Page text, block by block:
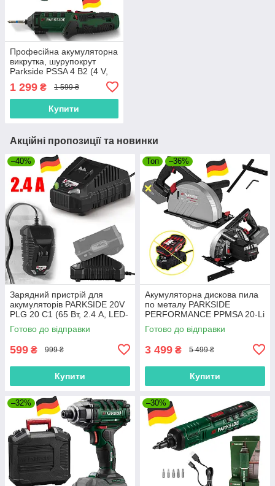
Професійна акумуляторна
викрутка, шурупокрут
Parkside PSSA 4 B2 (4 V,
Німеччина)
1 299 ₴ 1 599 ₴
Купити
Акційні пропозиції та новинки
–40%
Зарядний пристрій для
акумуляторів PARKSIDE 20V
PLG 20 C1 (65 Вт, 2.4 А, LED-
індикатор, Німеччина)
Готово до відправки
599 ₴ 999 ₴
Купити
Топ –36%
Акумуляторна дискова пила
по металу PARKSIDE
PERFORMANCE PPMSA 20-Li
A1 (62 мм, безщітковий
двигун, 20 В, Німеччина)
Готово до відправки
3 499 ₴ 5 499 ₴
Купити
–32% –30%